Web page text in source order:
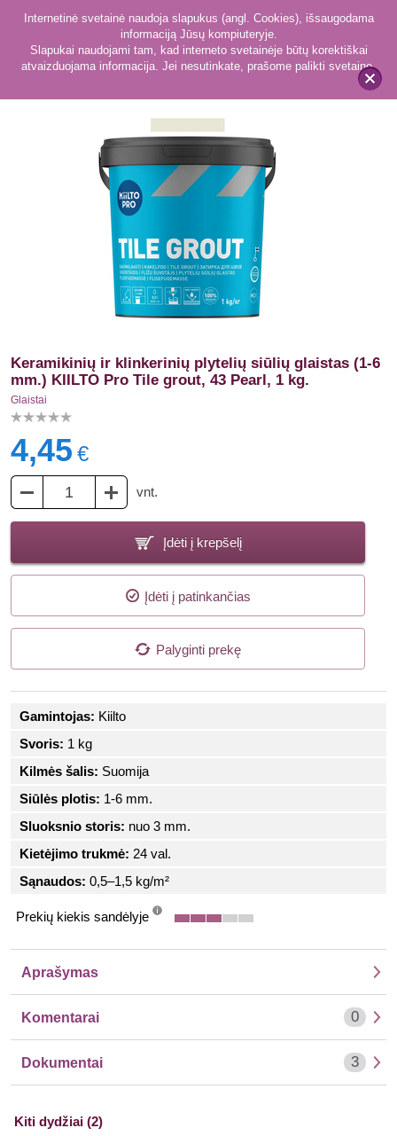
x
Internetinė svetainė naudoja slapukus (angl. Cookies), išsaugodama
informaciją Jūsų kompiuteryje.
Slapukai naudojami tam, kad interneto svetainėje būtų korektiškai
atvaizduojama informacija. Jei nesutinkate, prašome palikti svetainę.
Glaistai 142
Keramikinių ir klinkerinių plytelių siūlių glaistas (1-6
mm.) KIILTO Pro Tile grout, 43 Pearl, 1 kg.
Glaistai
4,45 €
vnt.
Įdėti į krepšelį
Įdėti į patinkančias
Palyginti prekę
Gamintojas: Kiilto
Svoris: 1 kg
Kilmės šalis: Suomija
Siūlės plotis: 1-6 mm.
Sluoksnio storis: nuo 3 mm.
Kietėjimo trukmė: 24 val.
Sąnaudos: 0,5–1,5 kg/m²
Prekių kiekis sandėlyje
Aprašymas
Komentarai 0
Dokumentai 3
Kiti dydžiai (2)